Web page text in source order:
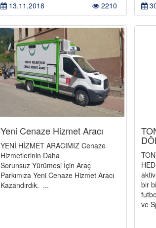
13.11.2018 2210
Yeni Cenaze Hizmet Aracı
YENİ HİZMET ARACIMIZ Cenaze
Hizmetlerinin Daha
Sorunsuz Yürümesi İçin Araç
Parkımıza Yeni Cenaze Hizmet Aracı
Kazandırdık. ...
bir
ve